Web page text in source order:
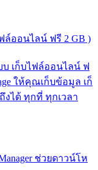
ล์ออนไลน์ ฟรี 2 GB )
เก็บไฟล์ออนไลน์ ฟ
ให้คุณเก็บข้อมูล เก็
งได้ ทุกที่ ทุกเวลา
ช่วยดาวน์โห